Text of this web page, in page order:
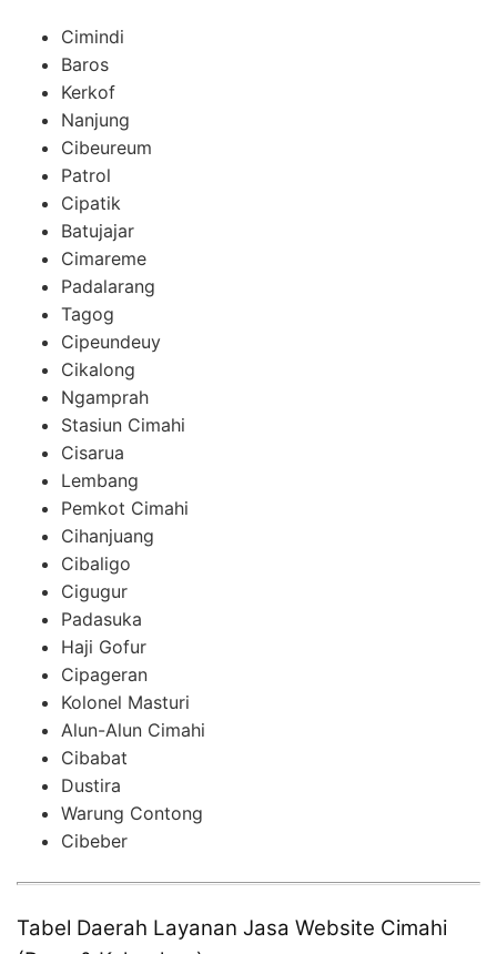
Cimindi
Baros
Kerkof
Nanjung
Cibeureum
Patrol
Cipatik
Batujajar
Cimareme
Padalarang
Tagog
Cipeundeuy
Cikalong
Ngamprah
Stasiun Cimahi
Cisarua
Lembang
Pemkot Cimahi
Cihanjuang
Cibaligo
Cigugur
Padasuka
Haji Gofur
Cipageran
Kolonel Masturi
Alun-Alun Cimahi
Cibabat
Dustira
Warung Contong
Cibeber
Tabel Daerah Layanan Jasa Website Cimahi